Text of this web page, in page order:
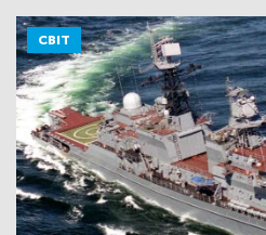
СВІТ